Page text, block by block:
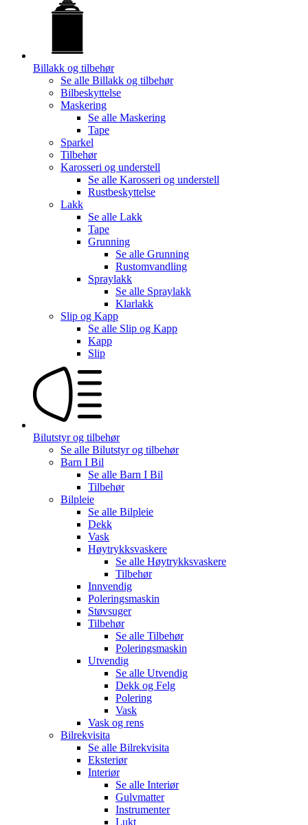
Billakk og tilbehør
Se alle Billakk og tilbehør
Bilbeskyttelse
Maskering
Se alle Maskering
Tape
Sparkel
Tilbehør
Karosseri og understell
Se alle Karosseri og understell
Rustbeskyttelse
Lakk
Se alle Lakk
Tape
Grunning
Se alle Grunning
Rustomvandling
Spraylakk
Se alle Spraylakk
Klarlakk
Slip og Kapp
Se alle Slip og Kapp
Kapp
Slip
Bilutstyr og tilbehør
Se alle Bilutstyr og tilbehør
Barn I Bil
Se alle Barn I Bil
Tilbehør
Bilpleie
Se alle Bilpleie
Dekk
Vask
Høytrykksvaskere
Se alle Høytrykksvaskere
Tilbehør
Innvendig
Poleringsmaskin
Støvsuger
Tilbehør
Se alle Tilbehør
Poleringsmaskin
Utvendig
Se alle Utvendig
Dekk og Felg
Polering
Vask
Vask og rens
Bilrekvisita
Se alle Bilrekvisita
Eksteriør
Interiør
Se alle Interiør
Gulvmatter
Instrumenter
Lukt